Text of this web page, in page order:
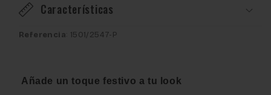
Características
Referencia : 1501/2547-P
Añade un toque festivo a tu look